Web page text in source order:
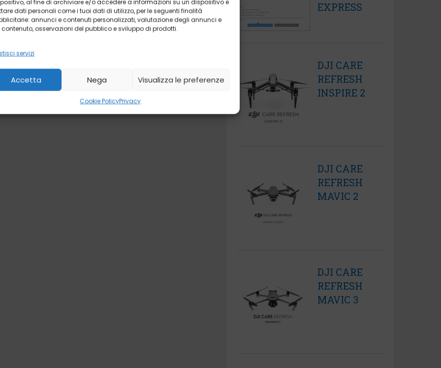
al fine di archiviare e/o accedere a informazioni su un dispositivo e
dati personali come i tuoi dati di utilizzo, per le seguenti finalità
annunci e contenuti personalizzati, valutazione degli annunci e
contenuto, osservazioni del pubblico e sviluppo di prodotti.
servizi
Accetta Nega Visualizza le preferenze
Cookie PolicyPrivacy
EXPRESS
DJI CARE
REFRESH
INSPIRE 2
DJI CARE
REFRESH
MAVIC 2
DJI CARE
REFRESH
MAVIC 3